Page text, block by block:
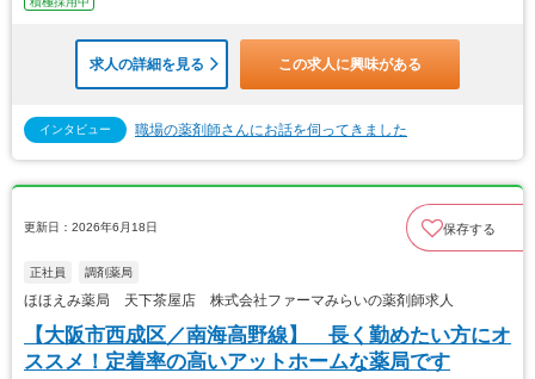
求人の詳細を見る この求人に興味がある
インタビュー 職場の薬剤師さんにお話を伺ってきました
更新日：2026年6月18日 保存する
正社員 調剤薬局
ほほえみ薬局 天下茶屋店 株式会社ファーマみらいの薬剤師求人
【大阪市西成区／南海高野線】 長く勤めたい方にオ
ススメ！定着率の高いアットホームな薬局です